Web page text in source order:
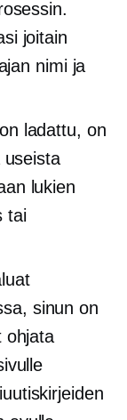
joitain
nimi ja
ladattu, on
useista
lukien
tai
sinun on
ohjata